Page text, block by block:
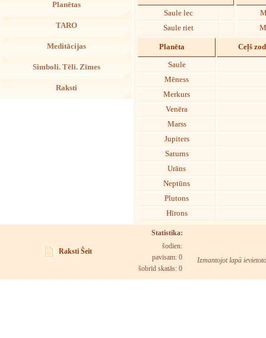
Planētas
TARO
Meditācijas
Simboli. Tēli. Zīmes
Raksti
Saule lec
Saule riet
Planēta Ceļš
Saule
Mēness
Merkurs
Venēra
Marss
Jupiters
Saturns
Urāns
Neptūns
Plutons
Hīrons
Raksti Šeit
Statistika:
šodien:
pavisam: 0
šobrīd skatās: 0
Izmantojot lapā